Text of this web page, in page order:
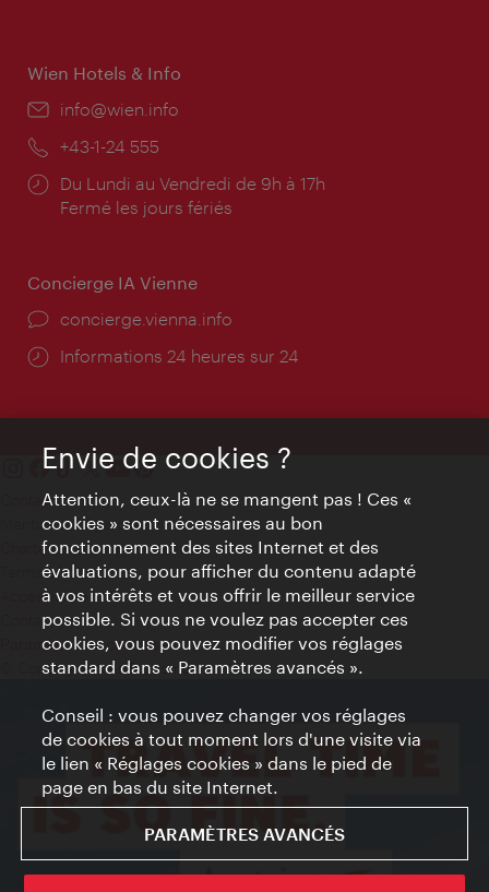
Wien Hotels & Info
E-
info@wien.info
Téléphone:
+43-1-24 555
Horaires
d'ouverture:
Du Lundi au Vendredi de 9h à 17h
Fermé les jours fériés
Concierge IA Vienne
Ort:
concierge.vienna.info
Öffnungszeiten:
Informations 24 heures sur 24
Contact
Mentions obligatoires
Charte sur le respect de la vie privée
Terms of Use
Accessibilité
Contact presse
Paramètres de cookies
© Copyright WienTourismus
Envie de cookies ?
Attention, ceux-là ne se mangent pas ! Ces «
cookies » sont nécessaires au bon
fonctionnement des sites Internet et des
évaluations, pour afficher du contenu adapté
à vos intérêts et vous offrir le meilleur service
possible. Si vous ne voulez pas accepter ces
cookies, vous pouvez modifier vos réglages
standard dans « Paramètres avancés ».
Conseil : vous pouvez changer vos réglages
de cookies à tout moment lors d'une visite via
le lien « Réglages cookies » dans le pied de
page en bas du site Internet.
PARAMÈTRES AVANCÉS